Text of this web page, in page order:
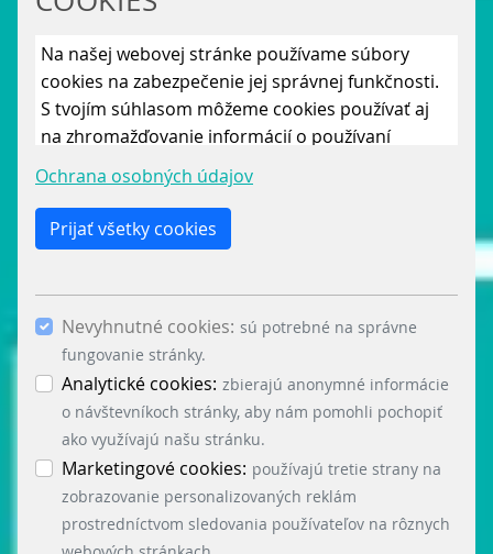
Na našej webovej stránke používame súbory
cookies na zabezpečenie jej správnej funkčnosti.
S tvojím súhlasom môžeme cookies používať aj
na zhromažďovanie informácií o používaní
stránky, aby sme ju mohli neustále vylepšovať.
Kliknutím na „Uložiť len nevyhnutné cookies“
odmietneš použitie iných ako len nevyhnutných
cookies. Povolením „Analytických cookies“ a
potvrdením cez tlačidlo „Uložiť výber“ súhlasíš s
použitím ostatných súborov cookies. Ak chceš
potvrdiť súhlas s použitím všetkých súborov
cookies (nevyhnutné, analytické a marketingové),
klikni na tlačidlo „Prijať všetky cookies“.
Nastavenie cookies môžeš kedykoľvek zmeniť v
menu „Nastavenie cookies“ v ľavom dolnom rohu
stránky. Podrobné informácie o využívaní cookies
na našej stránke nájdeš tu:
Ochrana osobných údajov
Prijať všetky cookies
Nevyhnutné cookies: sú potrebné na správne
fungovanie stránky.
Analytické cookies: zbierajú anonymné informácie
o návštevníkoch stránky, aby nám pomohli pochopiť
ako využívajú našu stránku.
Marketingové cookies: používajú tretie strany na
zobrazovanie personalizovaných reklám
prostredníctvom sledovania používateľov na rôznych